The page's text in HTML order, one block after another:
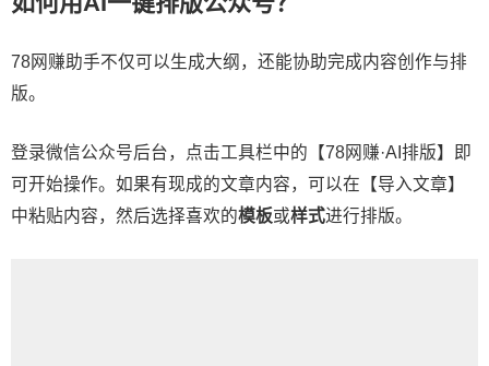
78网赚助手不仅可以生成大纲，还能协助完成内容创作与排
版。
登录微信公众号后台，点击工具栏中的【78网赚·AI排版】即
可开始操作。如果有现成的文章内容，可以在【导入文章】
中粘贴内容，然后选择喜欢的模板或样式进行排版。